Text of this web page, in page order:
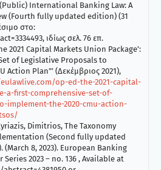
International Banking Law: A
(Fourth fully updated edition) (31
στο:
ιδίως σελ. 76 επ.
2021 Capital Markets Union Package’:
of Legislative Proposals to
Action Plan”’ (Δεκέμβριος 2021),
op-ed-the-2021-capital-
a-first-comprehensive-set-of-
implement-the-2020-cmu-action-
Dimitrios, The Taxonomy
(Second fully updated
(March 8, 2023). European Banking
2023 – no. 136 , Available at